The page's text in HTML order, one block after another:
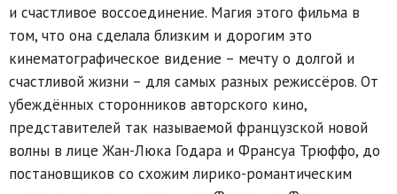
и счастливое воссоединение. Магия этого фильма в
том, что она сделала близким и дорогим это
кинематографическое видение – мечту о долгой и
счастливой жизни – для самых разных режиссёров. От
убеждённых сторонников авторского кино,
представителей так называемой французской новой
волны в лице Жан-Люка Годара и Франсуа Трюффо, до
постановщиков со схожим лирико-романтическим